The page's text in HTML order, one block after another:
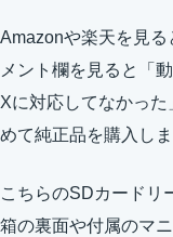
Amazonや楽天を見る
メント欄を見ると「
Xに対応してなかっ
めて純正品を購入しま
こちらのSDカードリ
箱の裏面や付属のマ